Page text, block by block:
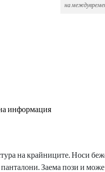
на
информация
на крайниците. Носи
Заема пози и може